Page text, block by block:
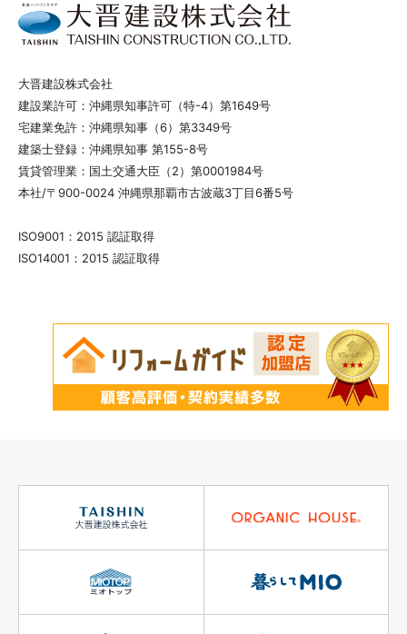
大晋建設株式会社
建設業許可：沖縄県知事許可（特-4）第1649号
宅建業免許：沖縄県知事（6）第3349号
建築士登録：沖縄県知事 第155-8号
賃貸管理業：国土交通大臣（2）第0001984号
本社/〒900-0024 沖縄県那覇市古波蔵3丁目6番5号
ISO9001：2015 認証取得
ISO14001：2015 認証取得